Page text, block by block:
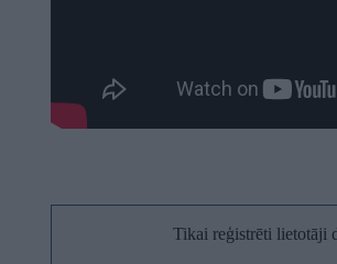
Tikai reģistrēti lietotāji